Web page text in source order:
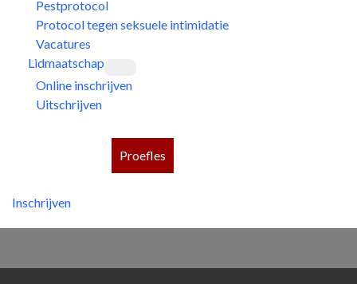
Pestprotocol
Protocol tegen seksuele intimidatie
Vacatures
Lidmaatschap
Online inschrijven
Uitschrijven
Proefles
Inschrijven